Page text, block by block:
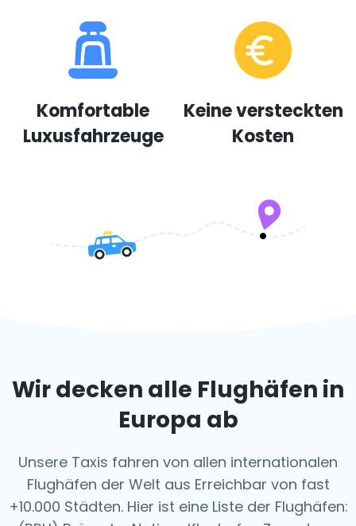
Komfortable
Luxusfahrzeuge
Keine versteckten
Kosten
Wir decken alle Flughäfen in
Europa ab
Unsere Taxis fahren von allen internationalen
Flughäfen der Welt aus Erreichbar von fast
+10.000 Städten. Hier ist eine Liste der Flughäfen: